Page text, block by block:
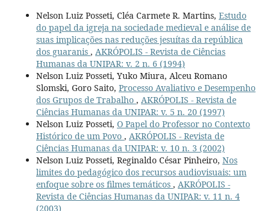
Nelson Luiz Posseti, Cléa Carmete R. Martins, Estudo
do papel da igreja na sociedade medieval e análise de
suas implicações nas reduções jesuítas da república
dos guaranis , AKRÓPOLIS - Revista de Ciências
Humanas da UNIPAR: v. 2 n. 6 (1994)
Nelson Luiz Posseti, Yuko Miura, Alceu Romano
Slomski, Goro Saito, Processo Avaliativo e Desempenho
dos Grupos de Trabalho , AKRÓPOLIS - Revista de
Ciências Humanas da UNIPAR: v. 5 n. 20 (1997)
Nelson Luiz Posseti, O Papel do Professor no Contexto
Histórico de um Povo , AKRÓPOLIS - Revista de
Ciências Humanas da UNIPAR: v. 10 n. 3 (2002)
Nelson Luiz Posseti, Reginaldo César Pinheiro, Nos
limites do pedagógico dos recursos audiovisuais: um
enfoque sobre os filmes temáticos , AKRÓPOLIS -
Revista de Ciências Humanas da UNIPAR: v. 11 n. 4
(2003)